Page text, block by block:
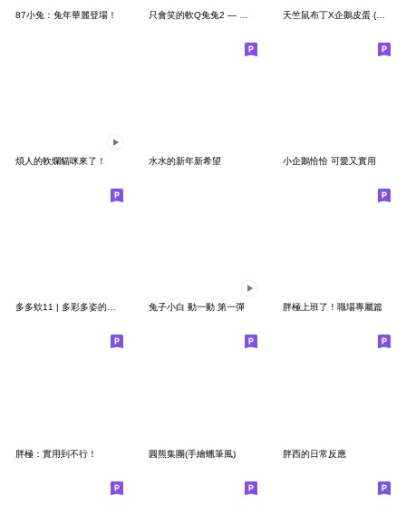
87小兔：兔年華麗登場！ 天竺鼠布丁X企鵝皮蛋 (省空間貼圖)
煩人的軟爛貓咪來了！ 水水的新年新希望 小企鵝恰恰 可愛又實用
多多欸11 | 多彩多姿的生活 兔子小白 動一動 第一彈 胖極上班了！職場專屬篇
胖極：實用到不行！ 圓熊集團(手繪蠟筆風) 胖西的日常反應